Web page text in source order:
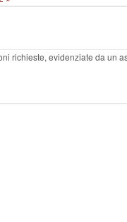
richieste, evidenziate da un